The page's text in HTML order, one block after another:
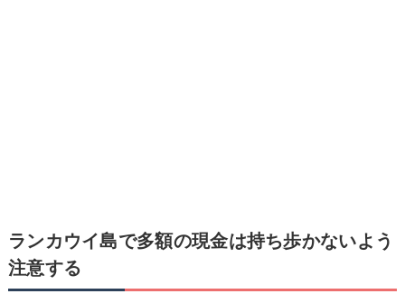
ランカウイ島で多額の現金は持ち歩かないよう
注意する